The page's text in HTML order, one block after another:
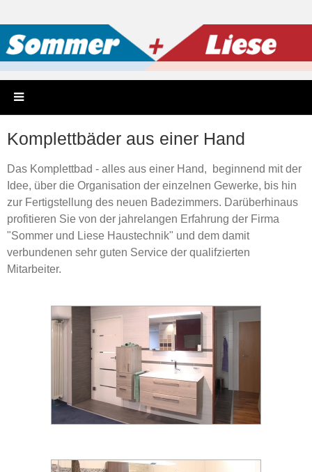
Komplettbäder aus einer Hand
Das Komplettbad - alles aus einer Hand, beginnend mit der
Idee, über die Organisation der einzelnen Gewerke, bis hin
zur Fertigstellung des neuen Badezimmers. Darüberhinaus
profitieren Sie von der jahrelangen Erfahrung der Firma
"Sommer und Liese Haustechnik" und dem damit
verbundenen sehr guten Service der qualifzierten
Mitarbeiter.